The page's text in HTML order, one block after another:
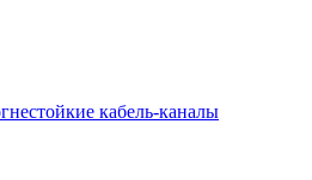
кабель-каналы